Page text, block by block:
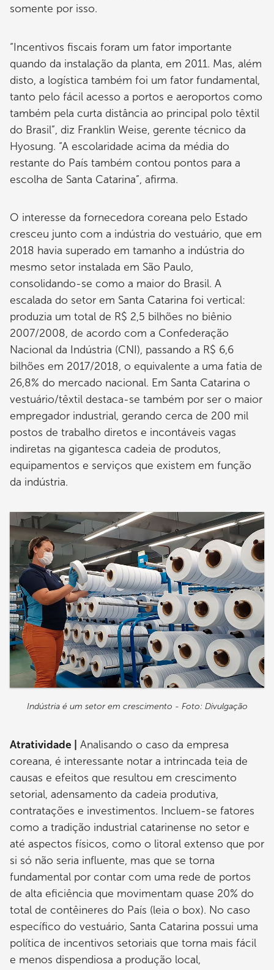
somente por isso.
“Incentivos fiscais foram um fator importante
quando da instalação da planta, em 2011. Mas, além
disto, a logística também foi um fator fundamental,
tanto pelo fácil acesso a portos e aeroportos como
também pela curta distância ao principal polo têxtil
do Brasil”, diz Franklin Weise, gerente técnico da
Hyosung. “A escolaridade acima da média do
restante do País também contou pontos para a
escolha de Santa Catarina”, afirma.
O interesse da fornecedora coreana pelo Estado
cresceu junto com a indústria do vestuário, que em
2018 havia superado em tamanho a indústria do
mesmo setor instalada em São Paulo,
consolidando-se como a maior do Brasil. A
escalada do setor em Santa Catarina foi vertical:
produzia um total de R$ 2,5 bilhões no biênio
2007/2008, de acordo com a Confederação
Nacional da Indústria (CNI), passando a R$ 6,6
bilhões em 2017/2018, o equivalente a uma fatia de
26,8% do mercado nacional. Em Santa Catarina o
vestuário/têxtil destaca-se também por ser o maior
empregador industrial, gerando cerca de 200 mil
postos de trabalho diretos e incontáveis vagas
indiretas na gigantesca cadeia de produtos,
equipamentos e serviços que existem em função
da indústria.
Indústria é um setor em crescimento - Foto: Divulgação
Atratividade | Analisando o caso da empresa
coreana, é interessante notar a intrincada teia de
causas e efeitos que resultou em crescimento
setorial, adensamento da cadeia produtiva,
contratações e investimentos. Incluem-se fatores
como a tradição industrial catarinense no setor e
até aspectos físicos, como o litoral extenso que por
si só não seria influente, mas que se torna
fundamental por contar com uma rede de portos
de alta eficiência que movimentam quase 20% do
total de contêineres do País (leia o box). No caso
específico do vestuário, Santa Catarina possui uma
política de incentivos setoriais que torna mais fácil
e menos dispendiosa a produção local,